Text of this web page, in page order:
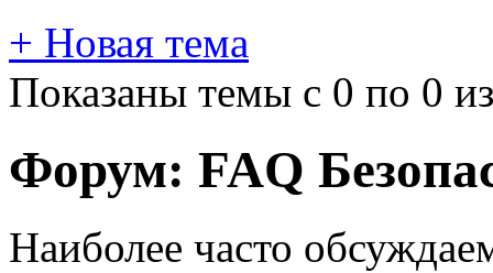
+ Новая тема
Показаны темы с 0 по 0
Форум: FAQ
Наиболее часто